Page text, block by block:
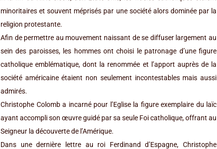
minoritaires et souvent méprisés par une société alors dominée par la
religion protestante.
Afin de permettre au mouvement naissant de se diffuser largement au
sein des paroisses, les hommes ont choisi le patronage d’une figure
catholique emblématique, dont la renommée et l’apport auprès de la
société américaine étaient non seulement incontestables mais aussi
admirés.
Christophe Colomb a incarné pour l’Eglise la figure exemplaire du laïc
ayant accompli son œuvre guidé par sa seule Foi catholique, offrant au
Seigneur la découverte de l’Amérique.
Dans une dernière lettre au roi Ferdinand d’Espagne, Christophe